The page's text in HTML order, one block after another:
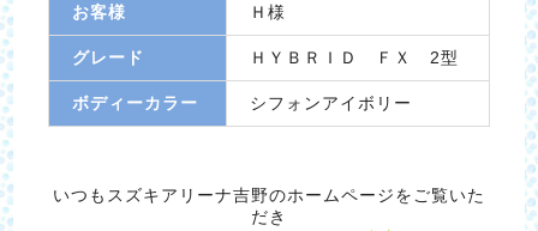
お客様 Ｈ様
グレード ＨＹＢＲＩＤ ＦＸ 2型
ボディーカラー シフォンアイボリー
いつもスズキアリーナ吉野のホームページをご覧いた
だき